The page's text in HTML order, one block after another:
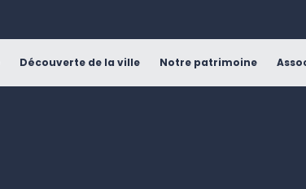
Découverte de la ville Notre patrimoine